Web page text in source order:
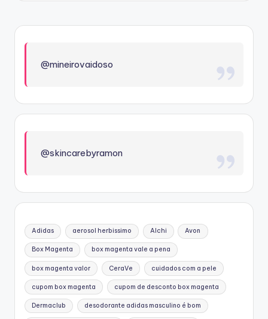
@mineirovaidoso
@skincarebyramon
Adidas aerosol herbissimo Alchi Avon
Box Magenta box magenta vale a pena
box magenta valor CeraVe cuidados com a pele
cupom box magenta cupom de desconto box magenta
Dermaclub desodorante adidas masculino é bom